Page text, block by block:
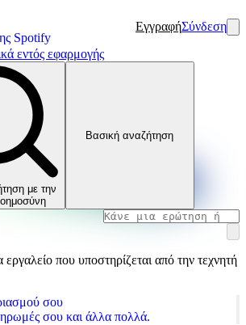
Spotify
ΕγγραφήΣύνδεση
εντός εφαρμογής
με την
Βασική αναζήτηση
που υποστηρίζεται από την τεχνητή
σου
σου και άλλα πολλά.